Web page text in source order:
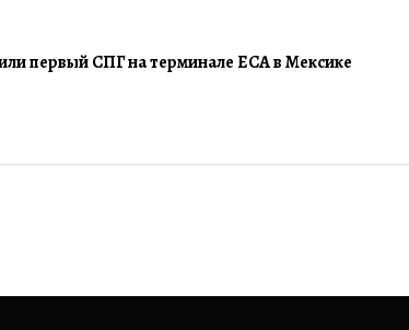
первый СПГ на терминале ECA в Мексике